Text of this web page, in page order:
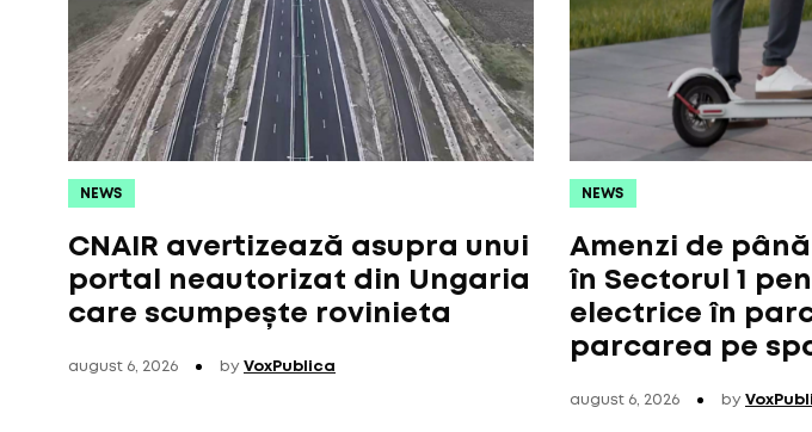
NEWS
CNAIR avertizează asupra unui
portal neautorizat din Ungaria
care scumpește rovinieta
august 6, 2026 by VoxPublica
NEWS
Amenzi de
în Sectorul 1
electrice în
parcarea pe
august 6, 2026 by